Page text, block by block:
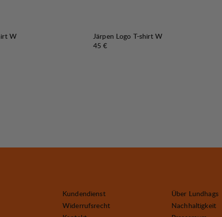
W
Järpen Logo T-shirt W
Preis:
45 €
Kundendienst
Widerrufsrecht
Über Lundhags
Nachhaltigkeit